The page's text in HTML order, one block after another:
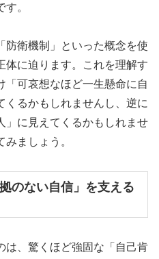
。
防衛機制」といった概念を使
体に迫ります。これを理解す
「可哀想なほど一生懸命に自
くるかもしれませんし、逆に
」に見えてくるかもしれませ
ましょう。
のない自信」を支える
は、驚くほど強固な「自己肯